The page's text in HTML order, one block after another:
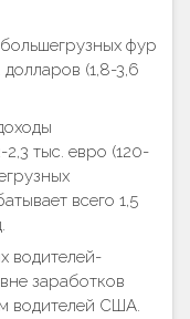
фур
(1,8-3,6
тыс. евро (120-
всего 1,5
водителей-
заработков
водителей США.